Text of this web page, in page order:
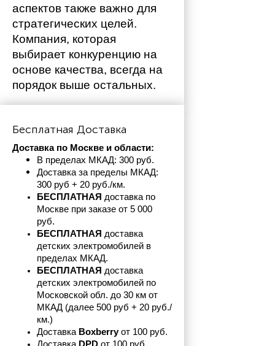
аспектов также важно для
стратегических целей.
Компания, которая
выбирает конкуренцию на
основе качества, всегда на
порядок выше остальных.
Бесплатная Доставка
Доставка по Москве и области:
В пределах МКАД: 300 руб.
Доставка за пределы МКАД:
300 руб + 20 руб./км.
БЕСПЛАТНАЯ доставка по
Москве при заказе от 5 000
руб.
БЕСПЛАТНАЯ доставка
детских электромобилей в
пределах МКАД.
БЕСПЛАТНАЯ доставка
детских электромобилей по
Московской обл. до 30 км от
МКАД (далее 500 руб + 20 руб./
км.)
Доставка Boxberry от 100 руб.